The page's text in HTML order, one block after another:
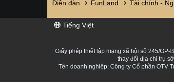
Diễn đàn FunLand Tài chính -
Tiếng Việt
Giấy phép thiết lập mạng xã hội số 245/GP-
thay đổi địa chỉ trụ
Tên doanh nghiệp: Công ty Cổ phần OTV